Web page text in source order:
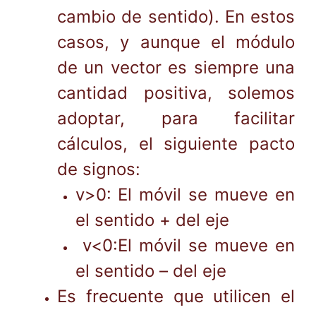
cambio de sentido). En estos
casos, y aunque el módulo
de un vector es siempre una
cantidad positiva, solemos
adoptar, para facilitar
cálculos, el siguiente pacto
de signos:
v>0: El móvil se mueve en
el sentido + del eje
v<0:El móvil se mueve en
el sentido – del eje
Es frecuente que utilicen el